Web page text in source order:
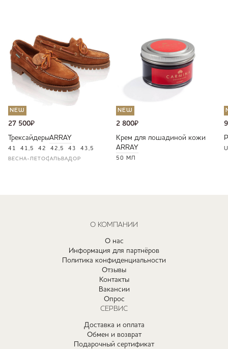
NEW
27 500₽
ТрексайдерыARRAY
41 41,5 42 42,5 43 43,5
ВЕСНА-ЛЕТОСАЛЬВАДОР
NEW
2 800₽
Крем для лошадиной кожи
ARRAY
50 МЛ
О КОМПАНИИ
О нас
Информация для партнёров
Политика конфиденциальности
Отзывы
Контакты
Вакансии
Опрос
СЕРВИС
Доставка и оплата
Обмен и возврат
Подарочный сертификат